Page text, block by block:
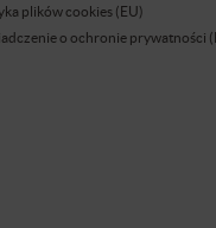
plików cookies (EU)
o ochronie prywatności